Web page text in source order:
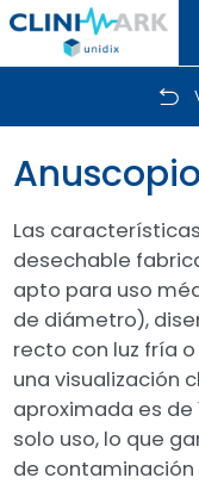
Las
desechable
apto para uso
de diámetro),
recto con luz fría
una visualización
aproximada es de
solo uso, lo que
de contaminación